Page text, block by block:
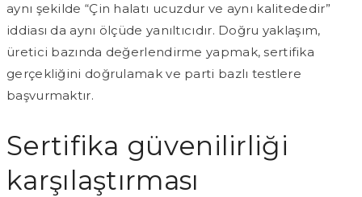
aynı şekilde “Çin halatı ucuzdur ve aynı kalitededir”
iddiası da aynı ölçüde yanıltıcıdır. Doğru yaklaşım,
üretici bazında değerlendirme yapmak, sertifika
gerçekliğini doğrulamak ve parti bazlı testlere
başvurmaktır.
Sertifika güvenilirliği
karşılaştırması